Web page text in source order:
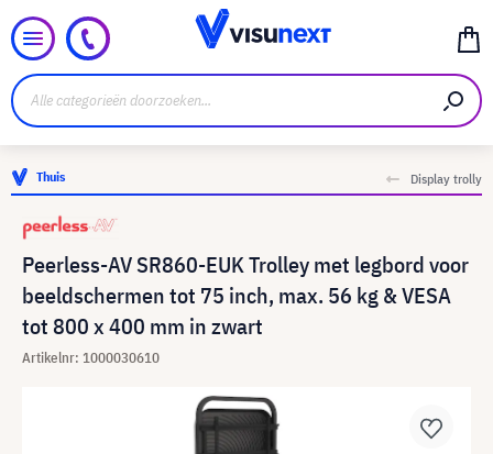
Thuis Display trolly
Peerless-AV SR860-EUK Trolley met legbord voor
beeldschermen tot 75 inch, max. 56 kg & VESA
tot 800 x 400 mm in zwart
Artikelnr: 1000030610